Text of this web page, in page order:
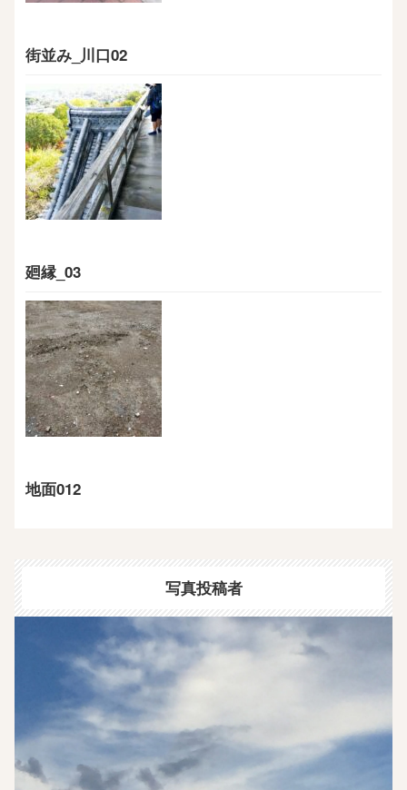
街並み_川口02
廻縁_03
地面012
写真投稿者